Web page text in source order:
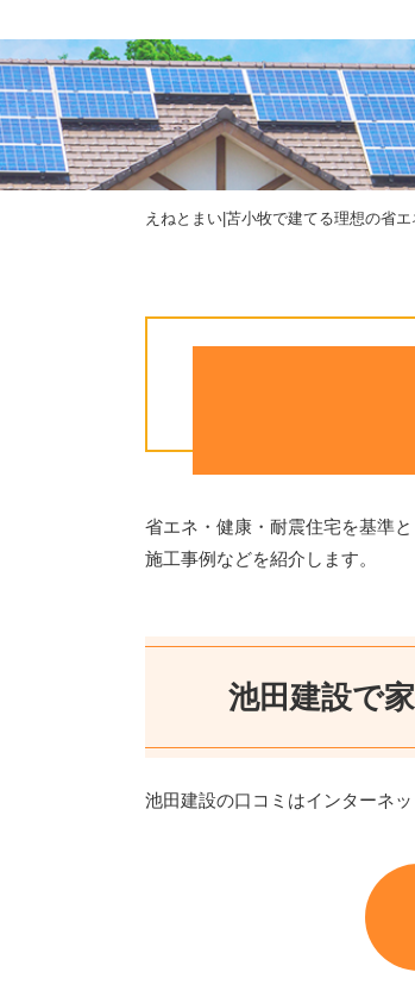
えねとまい|苫小牧で建てる理想の省
省エネ・健康・耐震住宅を基準
施工事例などを紹介します。
池田建設で
池田建設の口コミはインターネ